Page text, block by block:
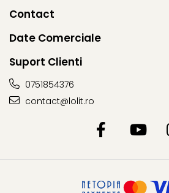
Contact
Date Comerciale
Suport Clienti
0751854376
contact@lolit.ro